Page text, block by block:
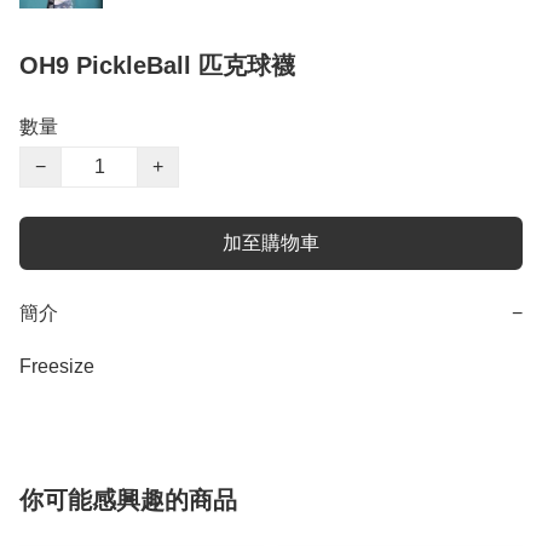
OH9 PickleBall 匹克球襪
數量
−
+
加至購物車
簡介 −
Freesize
你可能感興趣的商品